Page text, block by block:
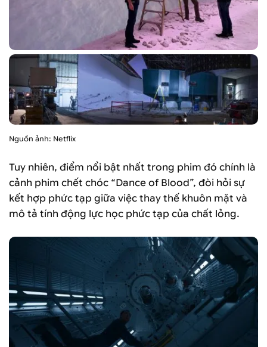
Nguồn ảnh: Netflix
Tuy nhiên, điểm nổi bật nhất trong phim đó chính là
cảnh phim chết chóc “Dance of Blood”, đòi hỏi sự
kết hợp phức tạp giữa việc thay thế khuôn mặt và
mô tả tính động lực học phức tạp của chất lỏng.